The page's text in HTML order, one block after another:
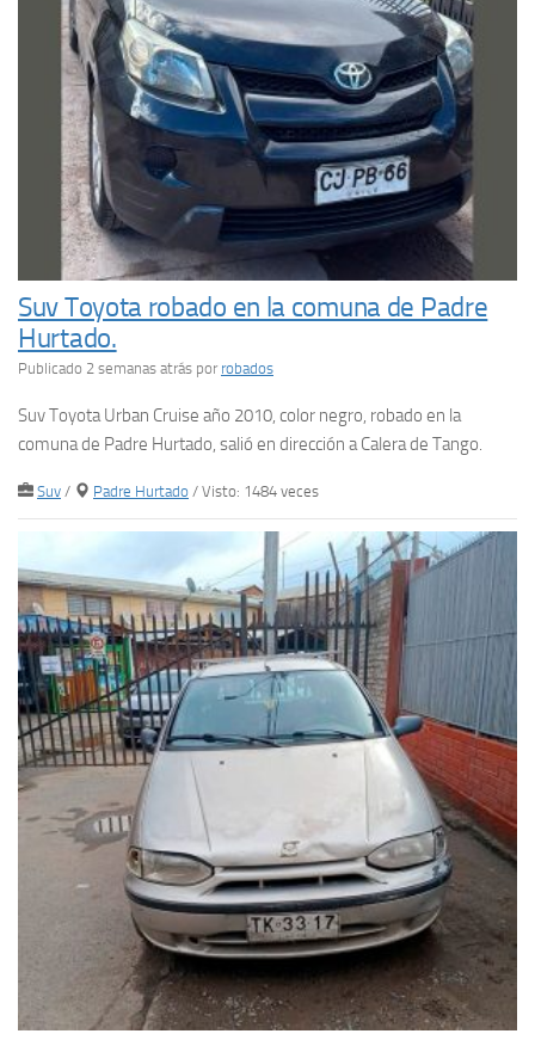
Suv Toyota robado en la comuna de Padre
Hurtado.
Publicado 2 semanas atrás por robados
Suv Toyota Urban Cruise año 2010, color negro, robado en la
comuna de Padre Hurtado, salió en dirección a Calera de Tango.
Suv / Padre Hurtado / Visto: 1484 veces